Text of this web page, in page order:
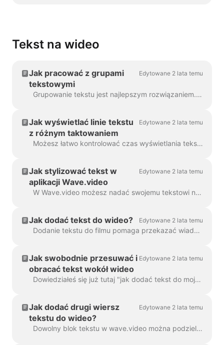
Tekst na wideo
Jak pracować z grupami
tekstowymi
Edytowane 2 lata temu
Grupowanie tekstu jest najlepszym rozwiązaniem. W 99% przypadków można z nim zrobić wszystko, czego potrzebujesz. Czasami jednak możesz chcieć utworzyć jedną lub dwie...
Jak wyświetlać linie tekstu
z różnym taktowaniem
Edytowane 2 lata temu
Możesz łatwo kontrolować czas wyświetlania tekstu na ekranie dzięki funkcji opóźnienia tekstu. Aby z niej skorzystać, należy upewnić się, że tekst ma wiele linii w...
Jak stylizować tekst w
aplikacji Wave.video
Edytowane 2 lata temu
W Wave.video możesz nadać swojemu tekstowi na wideo taki styl, jaki chcesz. Oto dostępne opcje edycji: Zmień czcionkę Zmień kolor tekstu...
Jak dodać tekst do wideo? Edytowane 2 lata temu
Dodanie tekstu do filmu pomaga przekazać wiadomość, nawet jeśli widzowie oglądają film z wyłączonym dźwiękiem. W Wave.video można to zrobić ...
Jak swobodnie przesuwać i
obracać tekst wokół wideo
Edytowane 2 lata temu
Dowiedziałeś się już tutaj "jak dodać tekst do mojego wideo". Tutaj porozmawiamy o przesuwaniu dwóch lub więcej bloków tekstu wokół wideo w Wave.video ...
Jak dodać drugi wiersz
tekstu do wideo?
Edytowane 2 lata temu
Dowolny blok tekstu w wave.video można podzielić na wiele linii o różnych rozmiarach, kolorach i dekoracjach. Aby dodać linię, zaznacz tekst. Jeśli ...